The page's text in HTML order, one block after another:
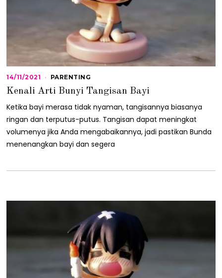
14/11/2021
4
/
1
/
0
1
PARENTING
Kenali Arti Bunyi Tangisan Bayi
Ketika bayi merasa tidak nyaman, tangisannya biasanya
ringan dan terputus-putus. Tangisan dapat meningkat
volumenya jika Anda mengabaikannya, jadi pastikan Bunda
menenangkan bayi dan segera